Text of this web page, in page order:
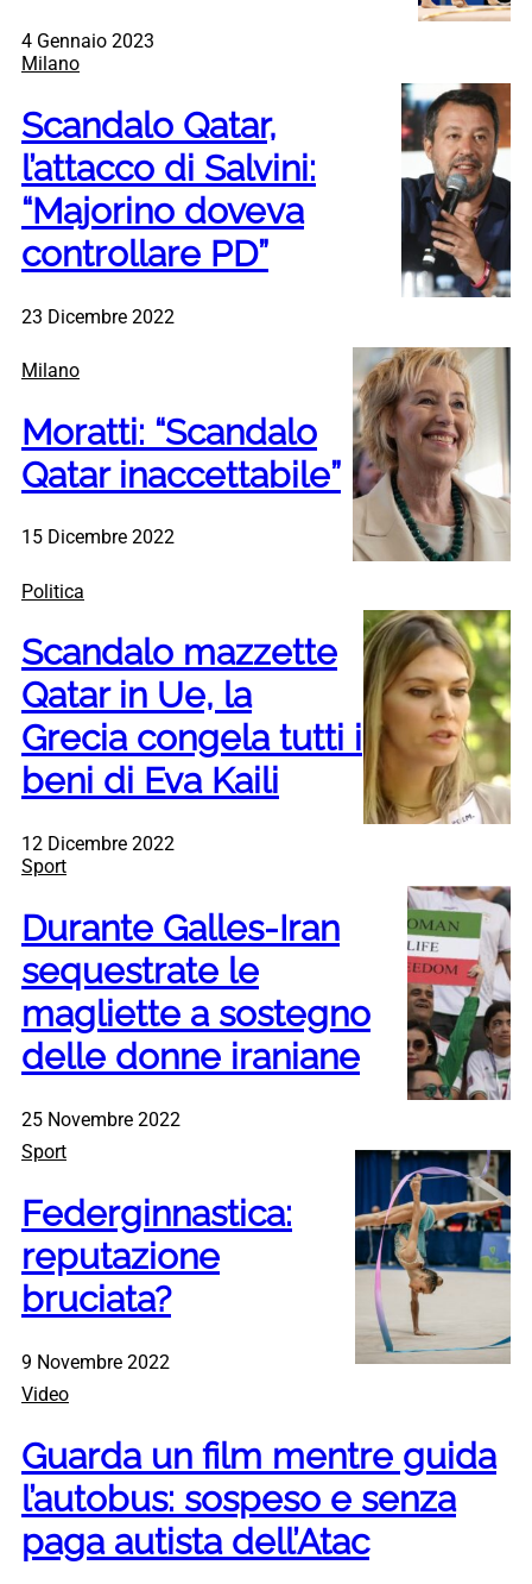
4 Gennaio 2023
Milano
Scandalo Qatar,
l’attacco di Salvini:
“Majorino doveva
controllare PD”
23 Dicembre 2022
Milano
Moratti: “Scandalo
Qatar inaccettabile”
15 Dicembre 2022
Politica
Scandalo mazzette
Qatar in Ue, la
Grecia congela tutti i
beni di Eva Kaili
12 Dicembre 2022
Sport
Durante Galles-Iran
sequestrate le
magliette a sostegno
delle donne iraniane
25 Novembre 2022
Sport
Federginnastica:
reputazione
bruciata?
9 Novembre 2022
Video
Guarda un film mentre guida
l’autobus: sospeso e senza
paga autista dell’Atac